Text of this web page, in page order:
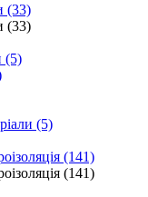
(33)
(33)
(5)
(5)
(141)
(141)